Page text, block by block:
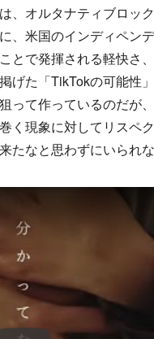
、オルタナティブロッ
、米国のインディペン
とで発揮される軽快さ
げた「TikTokの可能性
って作っているのだが
く現象に対してリスペ
なと思わずにいられな